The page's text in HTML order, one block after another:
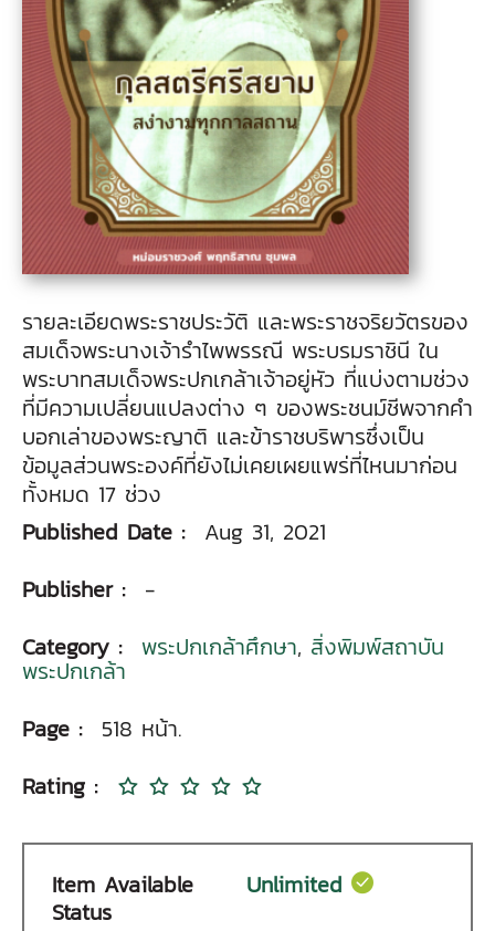
รายละเอียดพระราชประวัติ และพระราชจริยวัตรของ
สมเด็จพระนางเจ้ารำไพพรรณี พระบรมราชินี ใน
พระบาทสมเด็จพระปกเกล้าเจ้าอยู่หัว ที่แบ่งตามช่วง
ที่มีความเปลี่ยนแปลงต่าง ๆ ของพระชนม์ชีพจากคำ
บอกเล่าของพระญาติ และข้าราชบริพารซึ่งเป็น
ข้อมูลส่วนพระองค์ที่ยังไม่เคยเผยแพร่ที่ไหนมาก่อน
ทั้งหมด 17 ช่วง
Published Date :
Aug 31, 2021
Publisher :
-
Category :
พระปกเกล้าศึกษา, สิ่งพิมพ์สถาบัน
พระปกเกล้า
Page :
518 หน้า.
Rating :
Item Available
Unlimited
Status